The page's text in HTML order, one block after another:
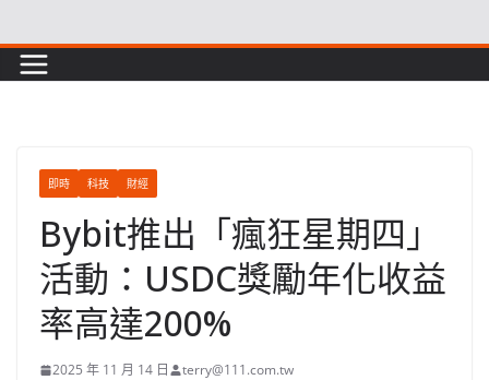
to
content
即時 科技 財經
Bybit推出「瘋狂星期四」
活動：USDC獎勵年化收益
率高達200%
2025 年 11 月 14 日 terry@111.com.tw